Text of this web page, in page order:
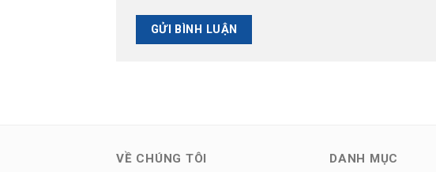
VỀ CHÚNG TÔI DANH MỤC